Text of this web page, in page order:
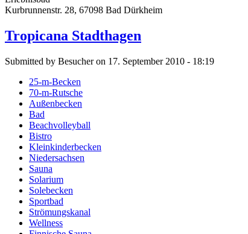
Kurbrunnenstr. 28, 67098 Bad Dürkheim
Tropicana Stadthagen
Submitted by Besucher on 17. September 2010 - 18:19
25-m-Becken
70-m-Rutsche
Außenbecken
Bad
Beachvolleyball
Bistro
Kleinkinderbecken
Niedersachsen
Sauna
Solarium
Solebecken
Sportbad
Strömungskanal
Wellness